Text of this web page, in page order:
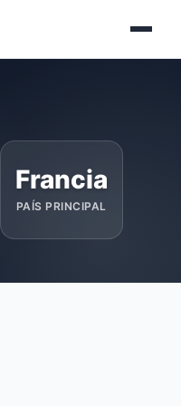
Francia
PAÍS PRINCIPAL